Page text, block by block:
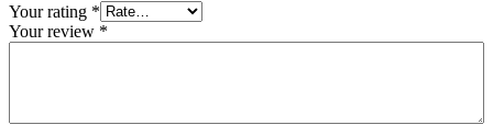
Your rating *
Your review *